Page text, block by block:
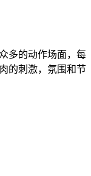
多的动作场面，每
的刺激，氛围和节